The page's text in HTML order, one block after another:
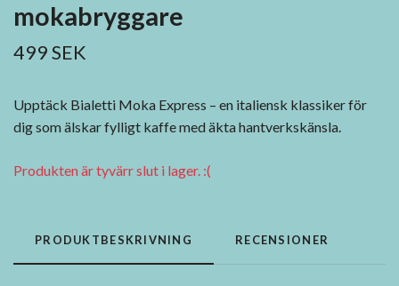
mokabryggare
499 SEK
Upptäck Bialetti Moka Express – en italiensk klassiker för
dig som älskar fylligt kaffe med äkta hantverkskänsla.
Produkten är tyvärr slut i lager. :(
PRODUKTBESKRIVNING RECENSIONER